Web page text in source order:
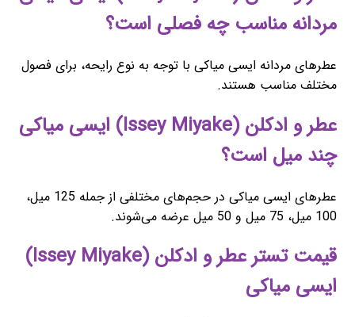
مردانه مناسب چه فصلی است؟
عطرهای مردانه ایسی میاکی با توجه به نوع رایحه، برای فصول
مختلف مناسب هستند.
عطر و ادکلن (Issey Miyake) ایسی میاکی
چند میل است؟
عطرهای ایسی میاکی در حجم‌های مختلفی از جمله 125 میل،
100 میل، 75 میل و 50 میل عرضه می‌شوند.
قیمت تستر عطر و ادکلن (Issey Miyake)
ایسی میاکی